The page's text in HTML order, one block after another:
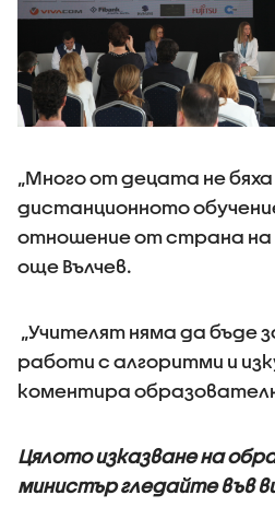
„Много от децата не
дистанционното
отношение от страна на
още Вълчев.
„Учителят няма да бъде
работи с алгоритми и
коментира
Цялото изказване на
министър гледайте във